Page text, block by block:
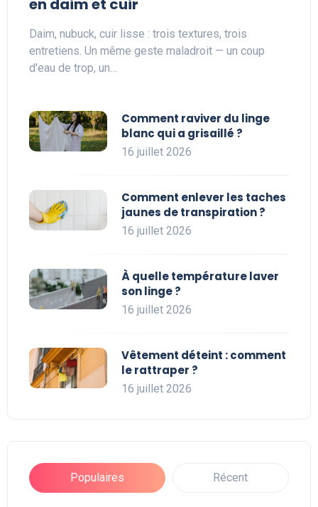
en daim et cuir
Daim, nubuck, cuir lisse : trois textures, trois
entretiens. Un même geste maladroit — un coup
d'eau de trop, un…
Comment raviver du linge
blanc qui a grisaillé ?
16 juillet 2026
Comment enlever les taches
jaunes de transpiration ?
16 juillet 2026
À quelle température laver
son linge ?
16 juillet 2026
Vêtement déteint : comment
le rattraper ?
16 juillet 2026
Populaires Récent